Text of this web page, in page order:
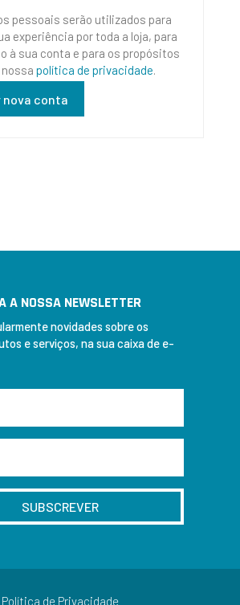
pessoais serão utilizados para
experiência por toda a loja, para
à sua conta e para os propósitos
política de privacidade.
nova conta
A NOSSA NEWSLETTER
novidades sobre os
e serviços, na sua caixa de e-
SUBSCREVER
Política de Privacidade